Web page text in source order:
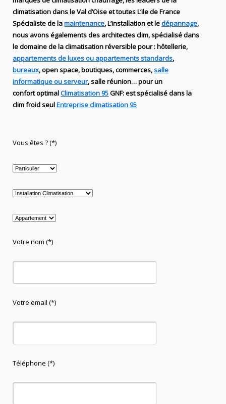
climatisation dans le Val d’Oise et toutes L’ile de France
Spécialiste delamaintenance, L’installationet ledépannage,
nous avons égalements des architectes clim,spécialisé dans
le domaine de laclimatisation réversiblepour : hôtellerie,
appartements de luxes ou appartements standards,
bureaux, open space, boutiques, commerces,salle
informatique ou serveur, salle réunion… pour un
confort optimalClimatisation 95GNF:estspécialisédans la
climfroid seulEntreprise climatisation 95
Vous êtes ? (*)
Votre nom (*)
Votre email (*)
Téléphone (*)